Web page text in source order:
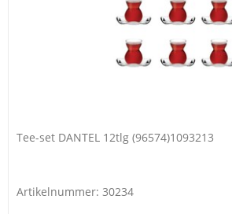
Tee-set DANTEL 12tlg (96574)1093213
Artikelnummer: 30234